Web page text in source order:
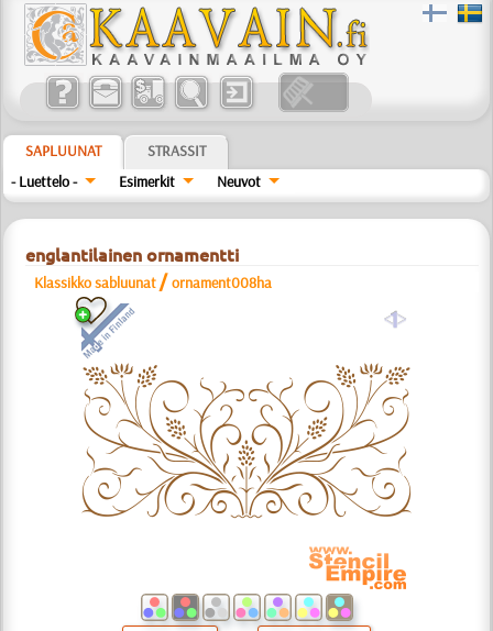
SAPLUUNAT
STRASSIT
- Luettelo -
Esimerkit Neuvot
englantilainen ornamentti
Klassikko sabluunat /ornament008ha
a